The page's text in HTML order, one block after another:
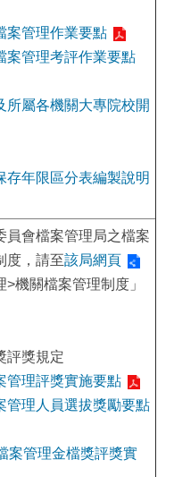
案管理作業要點
案管理考評作業要點
所屬各機關大專院校開
存年限區分表編製說明
員會檔案管理局之檔案
度，請至該局網頁
機關檔案管理制度」
評獎規定
管理評獎實施要點
管理人員選拔獎勵要點
案管理金檔獎評獎實